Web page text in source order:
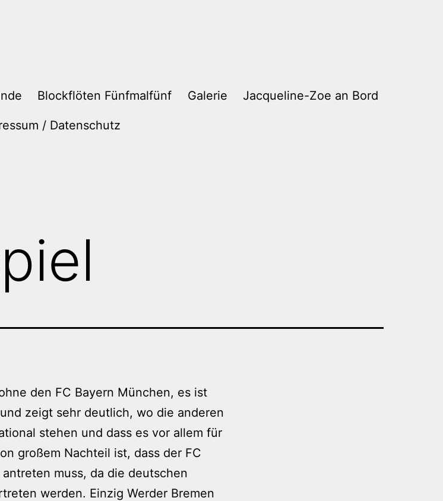
Blockflöten Fünfmalfünf Galerie Jacqueline-Zoe an Bord
/ Datenschutz
den FC Bayern München, es ist
zeigt sehr deutlich, wo die anderen
stehen und dass es vor allem für
großem Nachteil ist, dass der FC
antreten muss, da die deutschen
werden. Einzig Werder Bremen